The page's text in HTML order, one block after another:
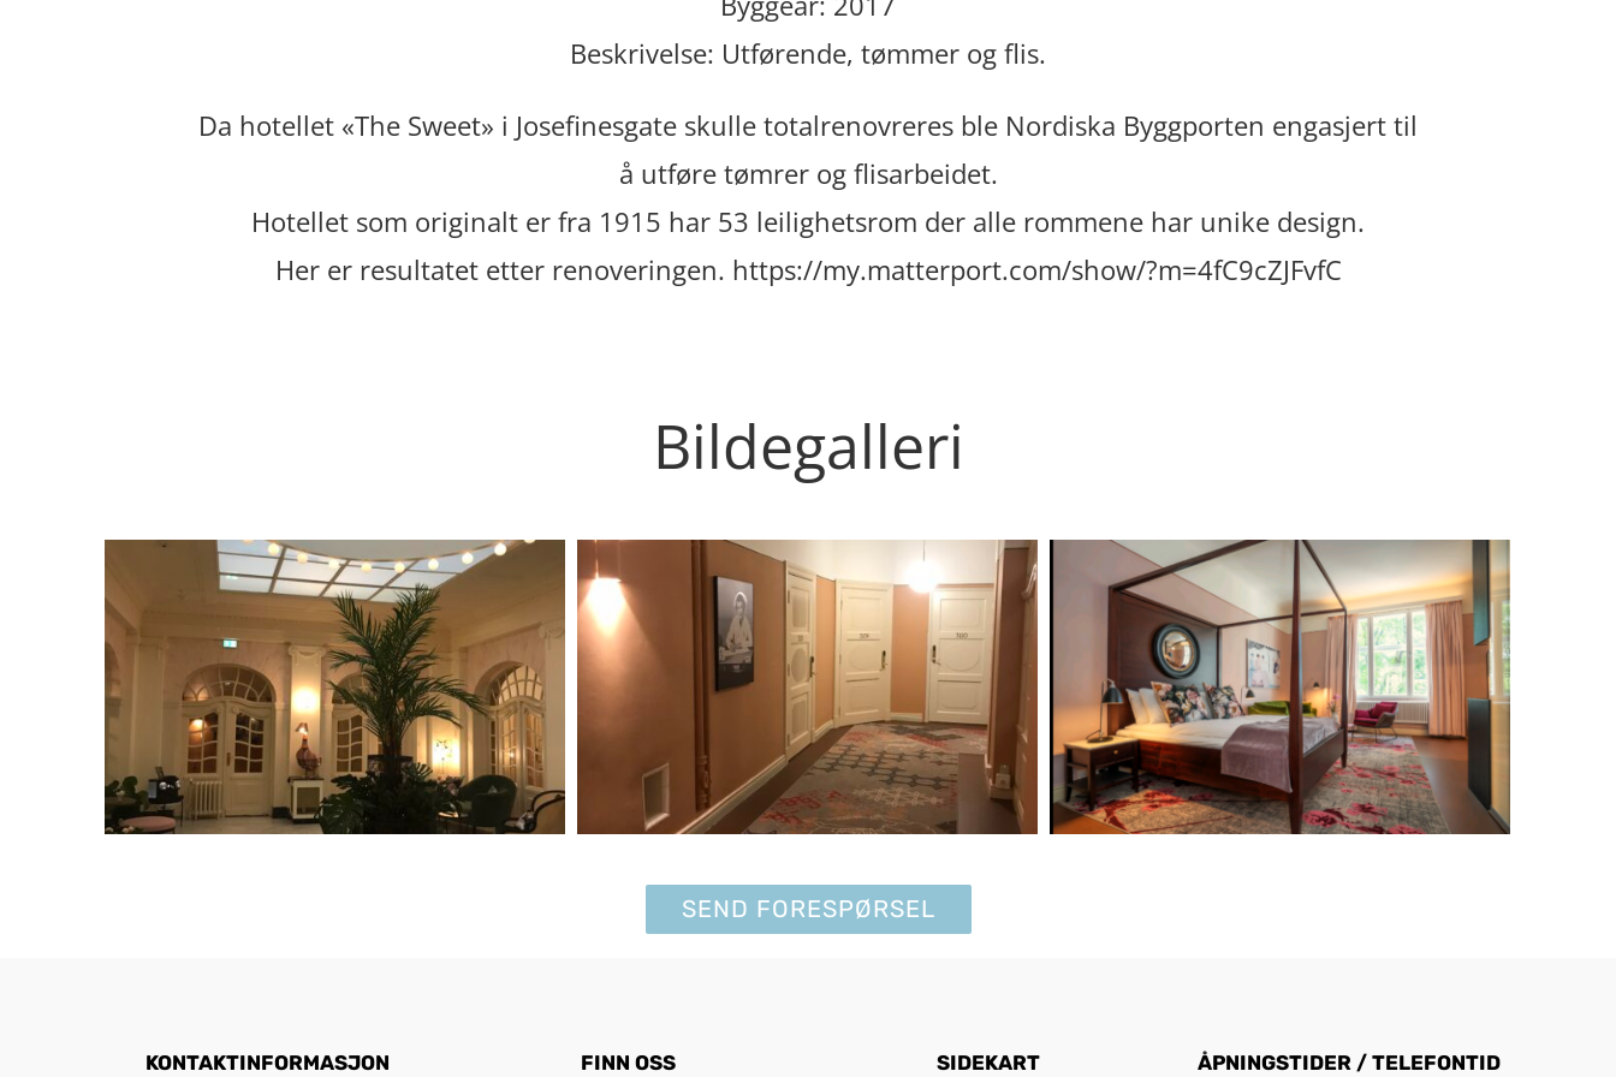
Beskrivelse: Utførende, tømmer og flis.
Da hotellet «The Sweet» i Josefinesgate skulle totalrenovreres ble Nordiska Byggporten engasjert til
å utføre tømrer og flisarbeidet.
Hotellet som originalt er fra 1915 har 53 leilighetsrom der alle rommene har unike design.
Her er resultatet etter renoveringen. https://my.matterport.com/show/?m=4fC9cZJFvfC
Bildegalleri
SEND FORESPØRSEL
KONTAKTINFORMASJON FINN OSS SIDEKART ÅPNINGSTIDER / TELEFONTID